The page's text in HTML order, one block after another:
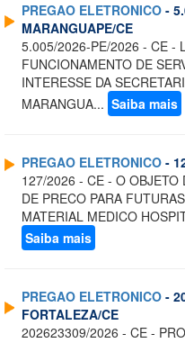
PREGAO ELETRONICO -
MARANGUAPE/CE
5.005/2026-PE/2026 - CE -
FUNCIONAMENTO DE
INTERESSE DA
MARANGUA... Saiba mais
PREGAO ELETRONICO -
127/2026 - CE - O OBJETO
DE PRECO PARA
MATERIAL MEDICO
Saiba mais
PREGAO ELETRONICO -
FORTALEZA/CE
202623309/2026 - CE -